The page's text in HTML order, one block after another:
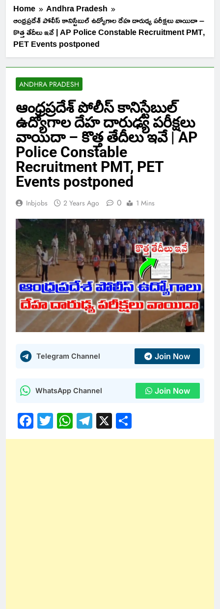
Home
Andhra Pradesh
ఆంధ్రప్రదేశ్ పోలీస్ కానిస్టేబుల్ ఉద్యోగాల దేహ దారుఢ్య పరీక్షలు వాయిదా –
కొత్త తేదీలు ఇవే | AP Police Constable Recruitment PMT,
PET Events postponed
ANDHRA PRADESH
ఆంధ్రప్రదేశ్ పోలీస్ కానిస్టేబుల్
ఉద్యోగాల దేహ దారుఢ్య పరీక్షలు
వాయిదా – కొత్త తేదీలు ఇవే | AP
Police Constable
Recruitment PMT, PET
Events postponed
Inbjobs 2 Years Ago 0 1 Mins
Telegram Channel Join Now
WhatsApp Channel Join Now
Facebook
Twitter
WhatsApp
Telegram
X